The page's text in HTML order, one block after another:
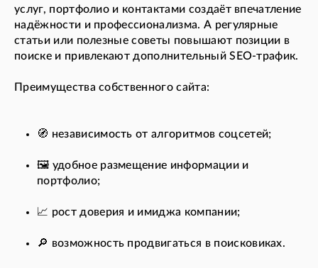
услуг, портфолио и контактами создаёт впечатление
надёжности и профессионализма. А регулярные
статьи или полезные советы повышают позиции в
поиске и привлекают дополнительный SEO-трафик.
Преимущества собственного сайта:
🧭 независимость от алгоритмов соцсетей;
🖼️ удобное размещение информации и
портфолио;
📈 рост доверия и имиджа компании;
🔎 возможность продвигаться в поисковиках.